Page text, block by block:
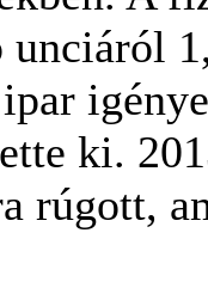
ki.
rúgott,